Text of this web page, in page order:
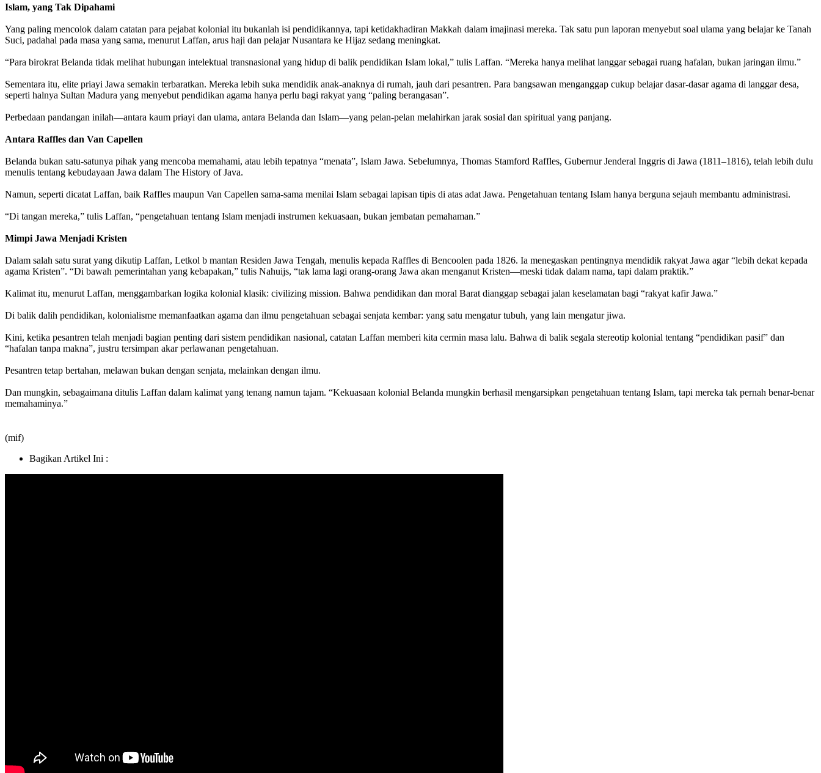
Islam, yang Tak Dipahami
Yang paling mencolok dalam catatan para pejabat kolonial itu bukanlah isi pendidikannya, tapi ketidakhadiran Makkah dalam imajinasi mereka. Tak satu pun laporan menyebut soal ulama yang belajar ke Tanah
Suci, padahal pada masa yang sama, menurut Laffan, arus haji dan pelajar Nusantara ke Hijaz sedang meningkat.
“Para birokrat Belanda tidak melihat hubungan intelektual transnasional yang hidup di balik pendidikan Islam lokal,” tulis Laffan. “Mereka hanya melihat langgar sebagai ruang hafalan, bukan jaringan ilmu.”
Sementara itu, elite priayi Jawa semakin terbaratkan. Mereka lebih suka mendidik anak-anaknya di rumah, jauh dari pesantren. Para bangsawan menganggap cukup belajar dasar-dasar agama di langgar desa,
seperti halnya Sultan Madura yang menyebut pendidikan agama hanya perlu bagi rakyat yang “paling berangasan”.
Perbedaan pandangan inilah—antara kaum priayi dan ulama, antara Belanda dan Islam—yang pelan-pelan melahirkan jarak sosial dan spiritual yang panjang.
Antara Raffles dan Van Capellen
Belanda bukan satu-satunya pihak yang mencoba memahami, atau lebih tepatnya “menata”, Islam Jawa. Sebelumnya, Thomas Stamford Raffles, Gubernur Jenderal Inggris di Jawa (1811–1816), telah lebih dulu
menulis tentang kebudayaan Jawa dalam The History of Java.
Namun, seperti dicatat Laffan, baik Raffles maupun Van Capellen sama-sama menilai Islam sebagai lapisan tipis di atas adat Jawa. Pengetahuan tentang Islam hanya berguna sejauh membantu administrasi.
“Di tangan mereka,” tulis Laffan, “pengetahuan tentang Islam menjadi instrumen kekuasaan, bukan jembatan pemahaman.”
Mimpi Jawa Menjadi Kristen
Dalam salah satu surat yang dikutip Laffan, Letkol b mantan Residen Jawa Tengah, menulis kepada Raffles di Bencoolen pada 1826. Ia menegaskan pentingnya mendidik rakyat Jawa agar “lebih dekat kepada
agama Kristen”. “Di bawah pemerintahan yang kebapakan,” tulis Nahuijs, “tak lama lagi orang-orang Jawa akan menganut Kristen—meski tidak dalam nama, tapi dalam praktik.”
Kalimat itu, menurut Laffan, menggambarkan logika kolonial klasik: civilizing mission. Bahwa pendidikan dan moral Barat dianggap sebagai jalan keselamatan bagi “rakyat kafir Jawa.”
Di balik dalih pendidikan, kolonialisme memanfaatkan agama dan ilmu pengetahuan sebagai senjata kembar: yang satu mengatur tubuh, yang lain mengatur jiwa.
Kini, ketika pesantren telah menjadi bagian penting dari sistem pendidikan nasional, catatan Laffan memberi kita cermin masa lalu. Bahwa di balik segala stereotip kolonial tentang “pendidikan pasif” dan
“hafalan tanpa makna”, justru tersimpan akar perlawanan pengetahuan.
Pesantren tetap bertahan, melawan bukan dengan senjata, melainkan dengan ilmu.
Dan mungkin, sebagaimana ditulis Laffan dalam kalimat yang tenang namun tajam. “Kekuasaan kolonial Belanda mungkin berhasil mengarsipkan pengetahuan tentang Islam, tapi mereka tak pernah benar-benar
memahaminya.”
(mif)
Bagikan Artikel Ini :